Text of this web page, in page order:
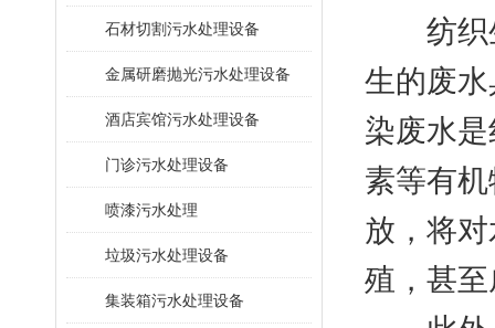
石材切割污水处理设备
金属研磨抛光污水处理设备
酒店宾馆污水处理设备
门诊污水处理设备
喷漆污水处理
垃圾污水处理设备
集装箱污水处理设备
纺织生
生的废
染废水
素等有
放，将
殖，甚